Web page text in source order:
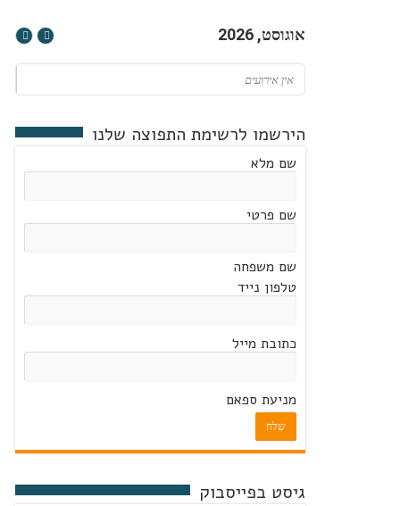
אוגוסט, 2026
אין אירועים
הירשמו לרשימת התפוצה שלנו
שם מלא
שם פרטי
שם משפחה
טלפון נייד
כתובת מייל
מניעת ספאם
שלח
גיסט בפייסבוק